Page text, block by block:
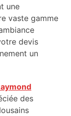
une
vaste gamme
devis
un
des